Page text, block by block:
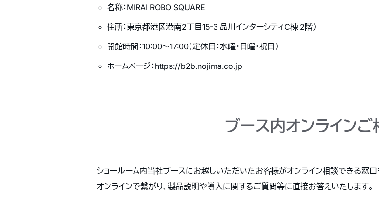
名称：MIRAI ROBO SQUARE
住所：東京都港区港南2丁目15-3 品川インターシティC棟 2階）
開館時間：10:00～17:00（定休日：水曜・日曜・祝日）
ホームページ： https://b2b.nojima.co.jp
ブース内オンライン
ショールーム内当社ブースにお越しいただいたお客様がオンライン相談できる窓
オンラインで繋がり、製品説明や導入に関するご質問等に直接お答えいたします。